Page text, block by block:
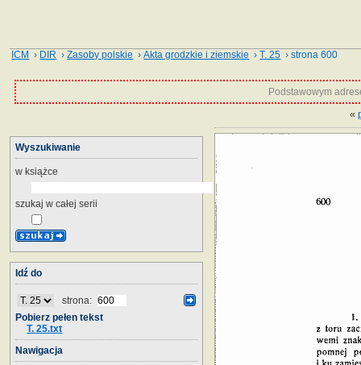
ICM › DIR ›Zasoby polskie ›Akta grodzkie i ziemskie ›T. 25 › strona 600
Podstawowym
«
Wyszukiwanie
w książce
szukaj w całej serii
Idź do
strona:
Pobierz pełen tekst
T. 25.txt
Nawigacja